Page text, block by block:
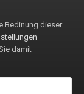
Bedinung dieser
damit